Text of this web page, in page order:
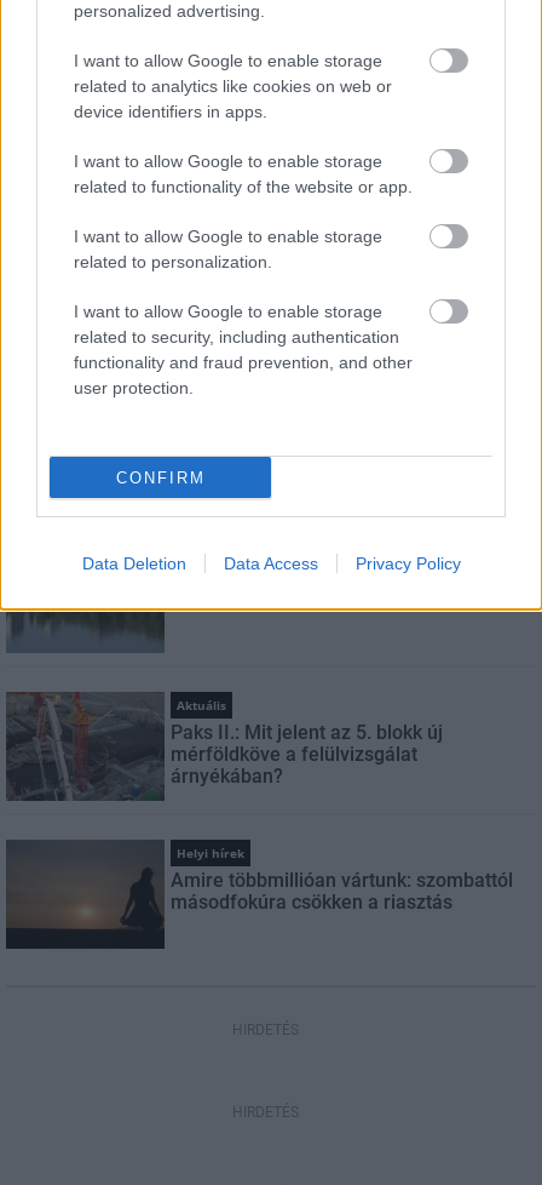
personalized advertising.
I want to allow Google to enable storage
related to analytics like cookies on web or
device identifiers in apps.
I want to allow Google to enable storage
related to functionality of the website or app.
I want to allow Google to enable storage
related to personalization.
I want to allow Google to enable storage
related to security, including authentication
functionality and fraud prevention, and other
user protection.
CONFIRM
Data Deletion Data Access Privacy Policy
HÍRLEVÉL
E-mail cím
Feliratkozom a hírlevélre és elfogadom az
adatvédelmi
szabályzatot!
LEGFRISSEBB
Országos hírek
Aktuális
Paks II.: Mit jelent az 5. blokk új
mérföldköve a felülvizsgálat
árnyékában?
Helyi hírek
Amire többmillióan vártunk: szombattól
másodfokúra csökken a riasztás
HIRDETÉS
HIRDETÉS